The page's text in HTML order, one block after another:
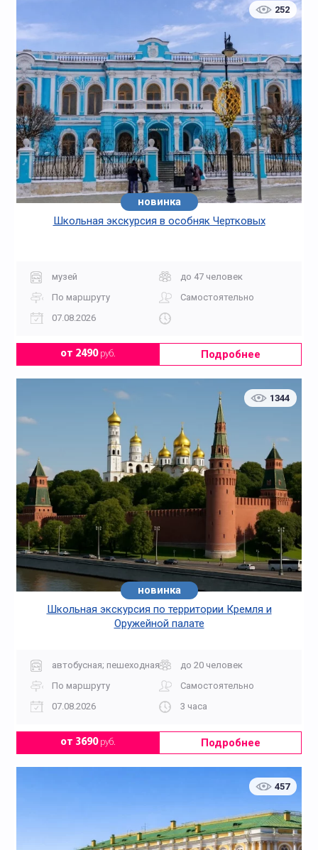
252
новинка
Школьная экскурсия в особняк Чертковых
музей
до 47 человек
По маршруту
Самостоятельно
07.08.2026
от 2490руб. Подробнее
1344
новинка
Школьная экскурсия по территории Кремля и
Оружейной палате
автобусная; пешеходная
до 20 человек
По маршруту
Самостоятельно
07.08.2026
3 часа
от 3690руб. Подробнее
457